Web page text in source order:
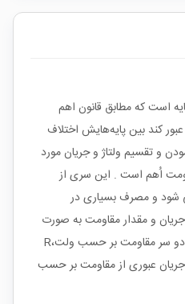
است که مطابق قانون اهم
کند بین پایه‌هایش اختلاف
و تقسیم ولتاژ و جریان مورد
اُهم است . این سری از
شود و مصرف بسیاری در
و مقدار مقاومت به صورت
V=IR می باشد که در آن V ولتاژ دو سر مقاومت بر حسب ولت،R
مقدار مقاومت بر حسب اهم و I جریان عبوری از مقاومت بر حسب